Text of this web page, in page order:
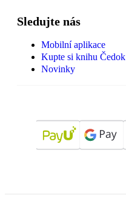
Sledujte nás
Mobilní aplikace
Kupte si knihu Čedok
Novinky